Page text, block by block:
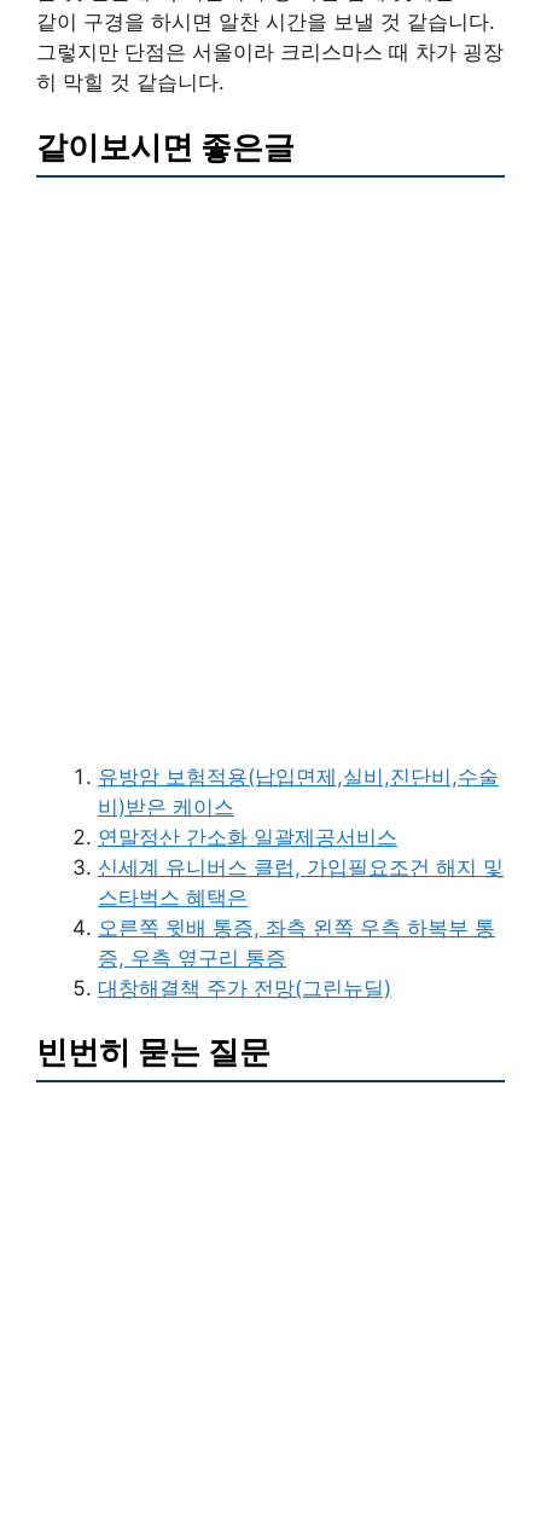
같이 구경을 하시면 알찬 시간을 보낼 것 같습니다.
그렇지만 단점은 서울이라 크리스마스 때 차가 굉장
히 막힐 것 같습니다.
같이보시면 좋은글
유방암 보험적용(납입면제,실비,진단비,수술
비)받은 케이스
연말정산 간소화 일괄제공서비스
신세계 유니버스 클럽, 가입필요조건 해지 및
스타벅스 혜택은
오른쪽 윗배 통증, 좌측 왼쪽 우측 하복부 통
증, 우측 옆구리 통증
대창해결책 주가 전망(그린뉴딜)
빈번히 묻는 질문